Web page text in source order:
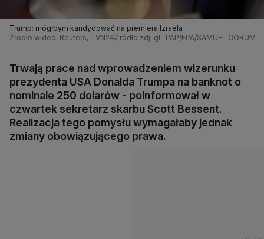
Trump: mógłbym kandydować na premiera Izraela
Źródło wideo: Reuters, TVN24 Źródło zdj. gł.: PAP/EPA/SAMUEL CORUM /
Trwają prace nad wprowadzeniem wizerunku
prezydenta USA Donalda Trumpa na banknot o
nominale 250 dolarów - poinformował w
czwartek sekretarz skarbu Scott Bessent.
Realizacja tego pomysłu wymagałaby jednak
zmiany obowiązującego prawa.